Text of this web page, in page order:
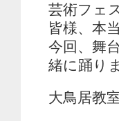
芸術フェ
皆様、本
今回、舞
緒に踊り
大鳥居教